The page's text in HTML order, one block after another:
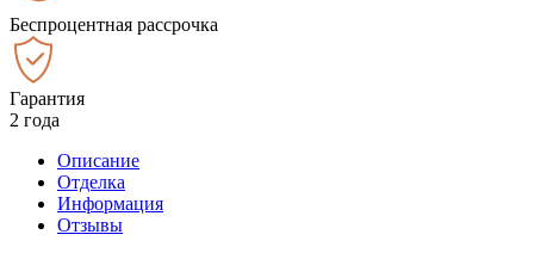
Беспроцентная рассрочка
Гарантия
2 года
Описание
Отделка
Информация
Отзывы